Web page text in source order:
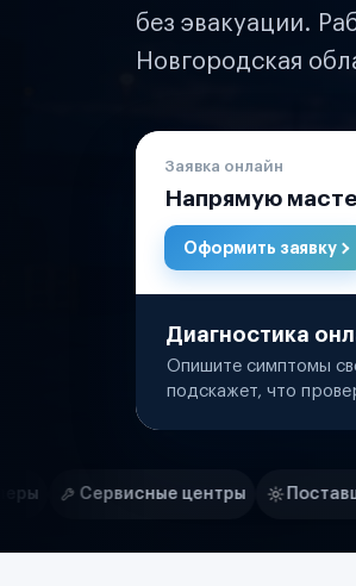
без эвакуации.
Новгородская
Заявка онлайн
Напрямую
Оформить заявку
Диагностика
Опишите симптомы
подскажет, что
Нам доверяют
Поставщики запчастей
Маркетплейсы
Логистические компании